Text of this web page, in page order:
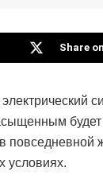
Share
повседневной
условиях.